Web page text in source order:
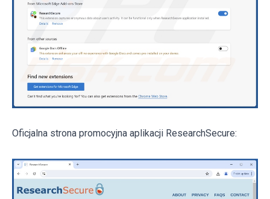
Oficjalna strona promocyjna aplikacji ResearchSecure: